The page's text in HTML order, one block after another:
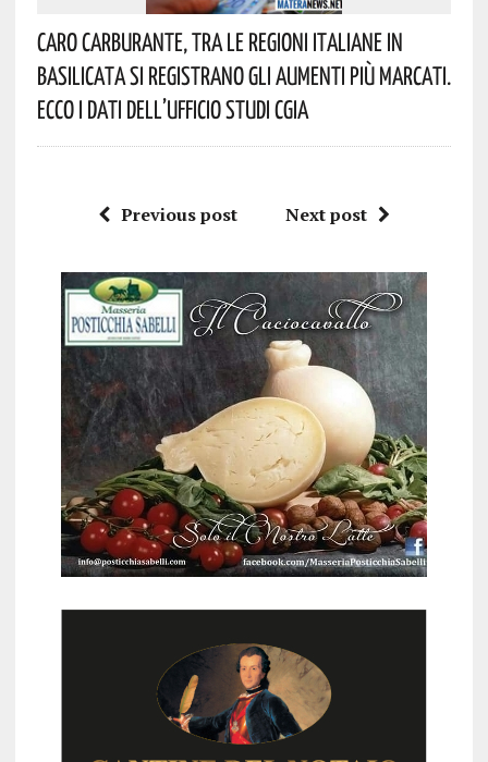
Caro Carburante, Tra Le Regioni Italiane In
Basilicata Si Registrano Gli Aumenti Più Marcati.
Ecco I Dati Dell’Ufficio Studi CGIA
Previous post Next post